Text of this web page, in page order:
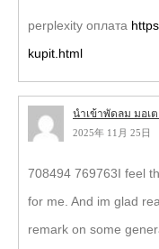
perplexity оплата
kupit.html
นำเข้าพัดลม มอเ
2025年 11月 25日
708494 769763I feel
for me. And im glad
remark on some